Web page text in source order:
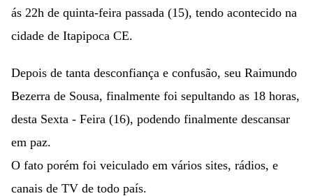
ás 22h de quinta-feira passada (15), tendo acontecido na
cidade de Itapipoca CE.
Depois de tanta desconfiança e confusão, seu Raimundo
Bezerra de Sousa, finalmente foi sepultando as 18 horas,
desta Sexta - Feira (16), podendo finalmente descansar
em paz.
O fato porém foi veiculado em vários sites, rádios, e
canais de TV de todo país.